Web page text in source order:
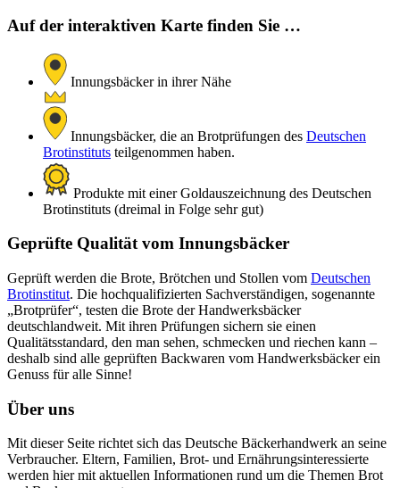
Auf der interaktiven Karte finden Sie …
Innungsbäcker in ihrer Nähe
Innungsbäcker, die an Brotprüfungen des Deutschen
Brotinstituts teilgenommen haben.
Produkte mit einer Goldauszeichnung des Deutschen
Brotinstituts (dreimal in Folge sehr gut)
Geprüfte Qualität vom Innungsbäcker
Geprüft werden die Brote, Brötchen und Stollen vom Deutschen
Brotinstitut. Die hochqualifizierten Sachverständigen, sogenannte
„Brotprüfer“, testen die Brote der Handwerksbäcker
deutschlandweit. Mit ihren Prüfungen sichern sie einen
Qualitätsstandard, den man sehen, schmecken und riechen kann –
deshalb sind alle geprüften Backwaren vom Handwerksbäcker ein
Genuss für alle Sinne!
Über uns
Mit dieser Seite richtet sich das Deutsche Bäckerhandwerk an seine
Verbraucher. Eltern, Familien, Brot- und Ernährungsinteressierte
werden hier mit aktuellen Informationen rund um die Themen Brot